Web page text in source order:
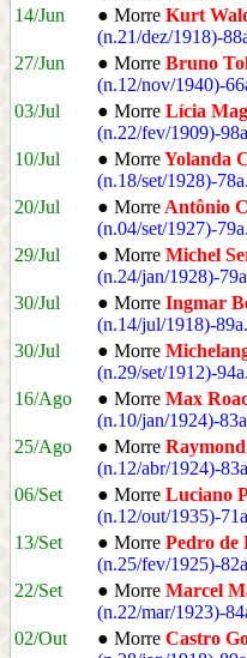
14/Jun
● Morre Kurt
(n.21/dez/1918)-
27/Jun
● Morre Bruno
(n.12/nov/1940)-
03/Jul
● Morre Lícia
(n.22/fev/1909)-
10/Jul
● MorreYolanda
(n.18/set/1928)-78a.
20/Jul
● Morre Antônio
(n.04/set/1927)-79a.
29/Jul
● Morre Michel
(n.24/jan/1928)-
30/Jul
● Morre Ingmar
(n.14/jul/1918)-89a.
30/Jul
● Morre
(n.29/set/1912)-94a.
16/Ago
● Morre Max
(n.10/jan/1924)-
25/Ago
● Morre
(n.12/abr/1924)-
06/Set
● Morre Luciano
(n.12/out/1935)-
13/Set
● Morre Pedro de
(n.25/fev/1925)-
22/Set
● Morre Marcel
(n.22/mar/1923)-
02/Out
● Morre Castro